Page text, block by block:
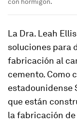
La Dra. Leah
soluciones para
fabricación al
cemento. Como
estadounidense
que están
la fabricación